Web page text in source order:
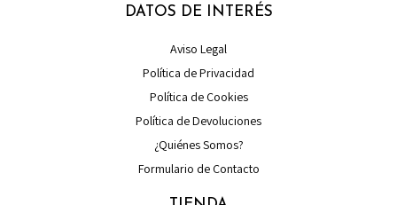
DATOS DE INTERÉS
Aviso Legal
Política de Privacidad
Política de Cookies
Política de Devoluciones
¿Quiénes Somos?
Formulario de Contacto